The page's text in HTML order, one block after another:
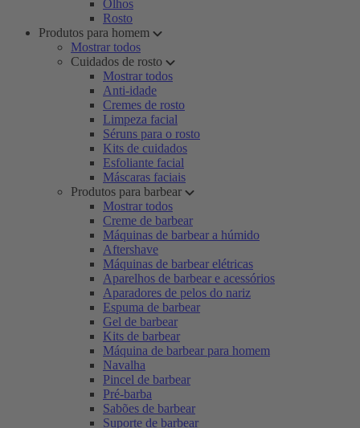
Olhos
Rosto
Produtos para homem
Mostrar todos
Cuidados de rosto
Mostrar todos
Anti-idade
Cremes de rosto
Limpeza facial
Séruns para o rosto
Kits de cuidados
Esfoliante facial
Máscaras faciais
Produtos para barbear
Mostrar todos
Creme de barbear
Máquinas de barbear a húmido
Aftershave
Máquinas de barbear elétricas
Aparelhos de barbear e acessórios
Aparadores de pelos do nariz
Espuma de barbear
Gel de barbear
Kits de barbear
Máquina de barbear para homem
Navalha
Pincel de barbear
Pré-barba
Sabões de barbear
Suporte de barbear